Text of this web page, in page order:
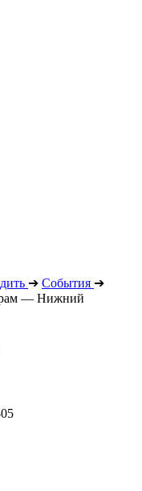
➔ События ➔
— Нижний